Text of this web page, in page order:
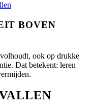
BOVEN
ook op drukke
Dat betekent: leren